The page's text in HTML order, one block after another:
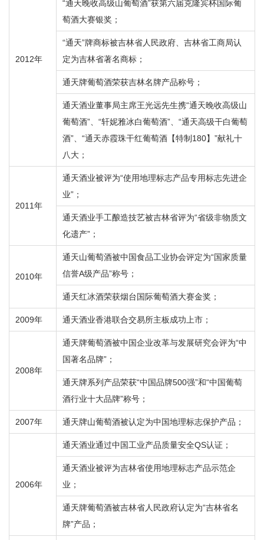
2012年
“通天晚收高级山葡萄酒”获第六届克隆宾杯国际葡
萄酒大赛银奖；
“通天”牌商标被吉林省人民政府、吉林省工商局认
定为吉林省著名商标；
通天牌葡萄酒荣获吉林名牌产品称号；
通天酒业董事局主席王光远先生携“通天晚收高级山
葡萄酒”、“轩妮雅冰白葡萄酒”、“通天高级干白葡萄
酒”、“通天赤霞珠干红葡萄酒【特制180】”献礼十
八大；
2011年
通天酒业被评为“使用地理标志产品专用标志先进企
业”；
通天酒业手工酿造技艺被吉林省评为“省级非物质文
化遗产”；
2010年
通天山葡萄酒被中国食品工业协会评定为“国家质量
信誉A级产品”称号；
通天红冰酒荣获烟台国际葡萄酒大赛金奖；
2009年 通天酒业香港联合交易所主板成功上市；
2008年
通天牌葡萄酒被中国企业改革与发展研究会评为“中
国著名品牌”；
通天牌系列产品荣获“中国品牌500强”和“中国葡萄
酒行业十大品牌”称号；
2007年 通天牌山葡萄酒被认定为中国地理标志保护产品；
2006年
通天酒业通过中国工业产品质量安全QS认证；
通天酒业被评为吉林省使用地理标志产品示范企
业；
通天牌葡萄酒被吉林省人民政府认定为“吉林省名
牌”产品；